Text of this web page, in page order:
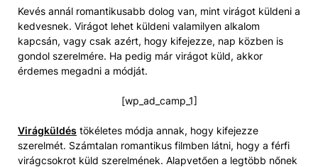
Kevés annál romantikusabb dolog van, mint virágot küldeni a
kedvesnek. Virágot lehet küldeni valamilyen alkalom
kapcsán, vagy csak azért, hogy kifejezze, nap közben is
gondol szerelmére. Ha pedig már virágot küld, akkor
érdemes megadni a módját.
[wp_ad_camp_1]
Virágküldés tökéletes módja annak, hogy kifejezze
szerelmét. Számtalan romantikus filmben látni, hogy a férfi
virágcsokrot küld szerelmének. Alapvetően a legtöbb nőnek